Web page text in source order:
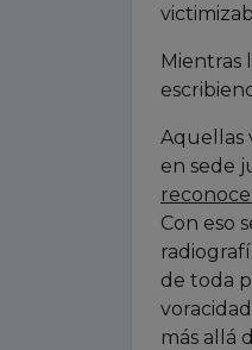
Mientras
Aquellas
en sede
Con eso
de toda
más allá